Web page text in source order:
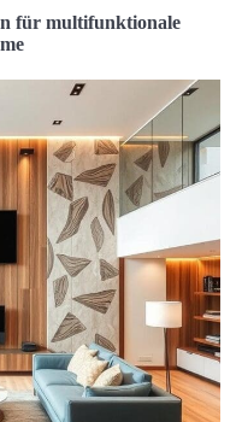
für multifunktionale